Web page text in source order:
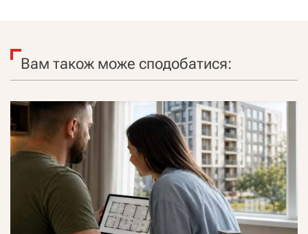
Вам також може сподобатися: